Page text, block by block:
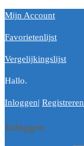
Mijn Account
Favorietenlijst
Vergelijkingslijst
Hallo.
Inloggen| Registreren
Inloggen